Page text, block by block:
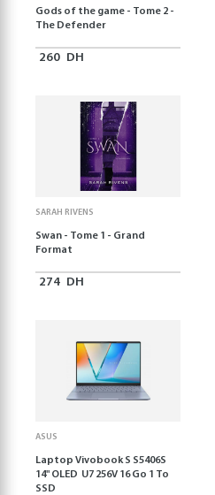
Gods of the game - Tome 2 -
The Defender
260 DH
SARAH RIVENS
Swan - Tome 1 - Grand
Format
274 DH
ASUS
Laptop Vivobook S S5406S
14" OLED U7 256V 16 Go 1 To
SSD